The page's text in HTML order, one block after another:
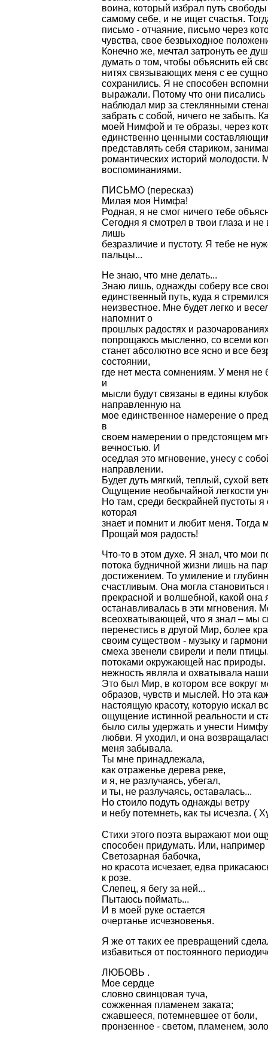
воина, который избрал путь
самому себе, и не ищет счастья.
письмо - отчаяние, письмо через
чувства, свое безвыходное
Конечно же, мечтал затронуть ее
думать о том, чтобы объяснить ей
нитях связывающих меня с ее
сохранились. Я не способен
выражали. Потому что они писались
наблюдал мир за стеклянными
забрать с собой, ничего не забыть.
моей Нимфой и те образы, через
единственно ценными
представлять себя стариком,
романтических историй
воспоминаниями.
ПИСЬМО (пересказ)
Милая моя Нимфа!
Родная, я не смог ничего тебе
Сегодня я смотрел в твои глаза и
лишь
безразличие и пустоту. Я тебе не
пальцы...
Не знаю, что мне делать...
Знаю лишь, однажды соберу все
единственный путь, куда я
неизвестное. Мне будет легко и
напомнит о
прошлых радостях и
попрощаюсь мысленно, со всеми
станет абсолютно все ясно и все
состоянии,
где нет места сомнениям. У меня не
и
мысли будут связаны в едины
направленную на
мое единственное намерение о
в
своем намерении о предстоящем
вечностью. И
оседлая это мгновение, унесу с
направлении.
Будет дуть мягкий, теплый, сухой
Ощущение необычайной легкости
Но там, среди бескрайней пустоты
которая
знает и помнит и любит меня. Тогда
Прощай моя радость!
Что-то в этом духе. Я знал, что мои
потока будничной жизни лишь на
достижением. То умиление и
счастливым. Она могла
прекрасной и волшебной, какой
останавливалась в эти мгновения.
всеохватывающей, что я знал – мы
перенестись в другой Мир, более
своим существом - музыку и
смеха звенели свирели и пели
потоками окружающей нас
нежность являла и охватывала
Это был Мир, в котором все вокруг
образов, чувств и мыслей. Но эта
настоящую красоту, которую искал
ощущение истинной реальности и
было силы удержать и унести
любви. Я уходил, и она
меня забывала.
Ты мне принадлежала,
как отраженье дерева реке,
и я, не разлучаясь, убегал,
и ты, не разлучаясь, оставалась...
Но стоило подуть однажды ветру
и небу потемнеть, как ты исчезла. (
Стихи этого поэта выражают мои
способен придумать. Или, например
Светозарная бабочка,
но красота исчезает, едва
к розе.
Слепец, я бегу за ней...
Пытаюсь поймать...
И в моей руке остается
очертанье исчезновенья.
Я же от таких ее превращений
избавиться от постоянного
ЛЮБОВЬ .
Мое сердце
словно свинцовая туча,
сожженная пламенем заката;
сжавшееся, потемневшее от боли,
пронзенное - светом, пламенем,